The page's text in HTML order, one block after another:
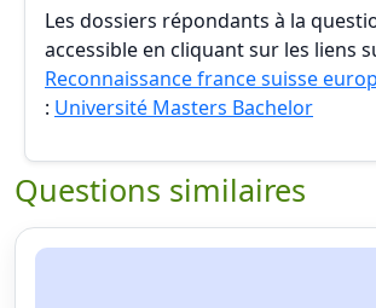
Les dossiers répondants à la
accessible en cliquant sur les liens
Reconnaissance france suisse
: Université Masters Bachelor
Questions similaires